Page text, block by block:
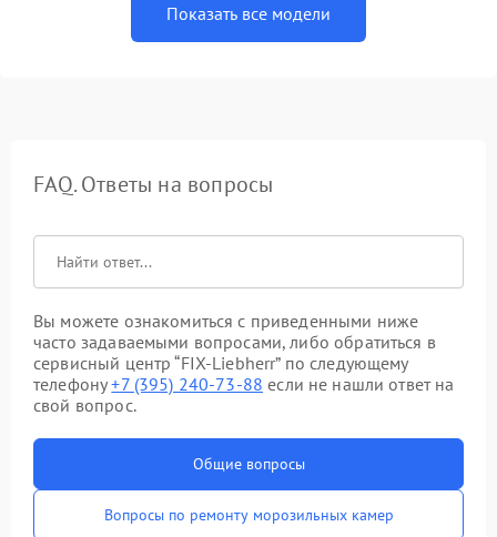
Показать все модели
FAQ. Ответы на вопросы
Вы можете ознакомиться с приведенными ниже
часто задаваемыми вопросами, либо обратиться в
сервисный центр “FIX-Liebherr” по следующему
телефону+7 (395) 240-73-88 если не нашли ответ на
свой вопрос.
Общие вопросы
Вопросы по ремонту морозильных камер